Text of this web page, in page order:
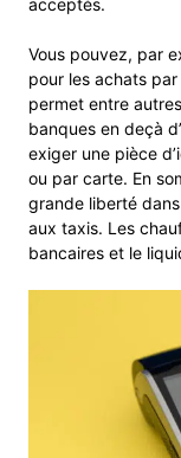
acceptés.
Vous pouvez, par
pour les achats
permet entre
banques en deçà
exiger une pièce
ou par carte. En
grande liberté
aux taxis. Les
bancaires et le